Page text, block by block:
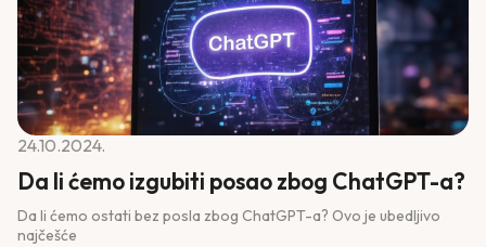
24.10.2024.
Da li ćemo izgubiti posao zbog ChatGPT-a?
Da li ćemo ostati bez posla zbog ChatGPT-a? Ovo je ubedljivo
najčešće